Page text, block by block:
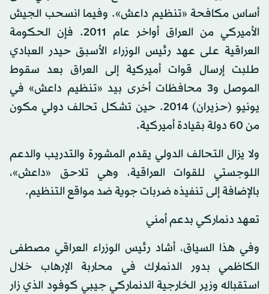
أساس مكافحة «تنظيم داعش». وفيما انسحب الجيش
الأميركي من العراق أواخر عام 2011. فإن الحكومة
العراقية على عهد رئيس الوزراء الأسبق حيدر العبادي
طلبت إرسال قوات أميركية إلى العراق بعد سقوط
الموصل و3 محافظات أخرى بيد «تنظيم داعش» في
يونيو (حزيران) 2014. حين تشكل تحالف دولي مكون
من 60 دولة بقيادة أميركية.
ولا يزال التحالف الدولي يقدم المشورة والتدريب والدعم
اللوجستي للقوات العراقية، وهي تلاحق «داعش»،
بالإضافة إلى تنفيذه ضربات جوية ضد مواقع التنظيم.
تعهد دنماركي بدعم أمني
وفي هذا السياق، أشاد رئيس الوزراء العراقي مصطفى
الكاظمي بدور الدنمارك في محاربة الإرهاب خلال
استقباله وزير الخارجية الدنماركي جيبي كوفود الذي زار